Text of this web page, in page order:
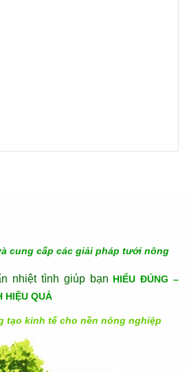
cung cấp các giải pháp tưới nông
nhiệt tình giúp bạn HIỂU ĐÚNG –
HIỆU QUẢ
tạo kinh tế cho nền nông nghiệp